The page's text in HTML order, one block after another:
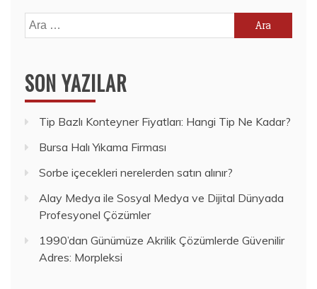
Arama:
SON YAZILAR
Tip Bazlı Konteyner Fiyatları: Hangi Tip Ne Kadar?
Bursa Halı Yıkama Firması
Sorbe içecekleri nerelerden satın alınır?
Alay Medya ile Sosyal Medya ve Dijital Dünyada
Profesyonel Çözümler
1990’dan Günümüze Akrilik Çözümlerde Güvenilir
Adres: Morpleksi